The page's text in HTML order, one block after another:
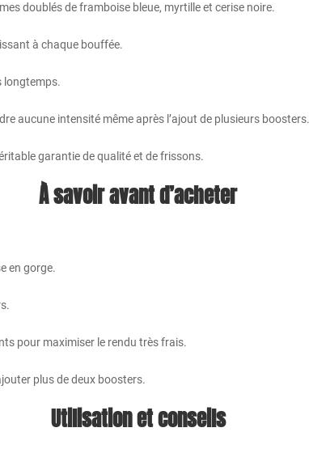
doublés de framboise bleue, myrtille et cerise noire.
à chaque bouffée.
longtemps.
aucune intensité même après l’ajout de plusieurs boosters.
garantie de qualité et de frissons.
À savoir avant d’acheter
en gorge.
pour maximiser le rendu très frais.
plus de deux boosters.
Utilisation et conseils